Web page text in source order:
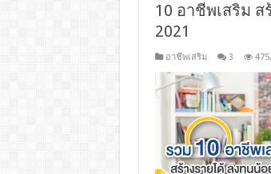
10 อาชีพเสริม
2021
อาชีพเสริม 3